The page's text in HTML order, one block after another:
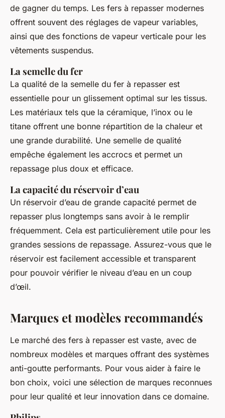
de gagner du temps. Les fers à repasser modernes
offrent souvent des réglages de vapeur variables,
ainsi que des fonctions de vapeur verticale pour les
vêtements suspendus.
La semelle du fer
La qualité de la semelle du fer à repasser est
essentielle pour un glissement optimal sur les tissus.
Les matériaux tels que la céramique, l’inox ou le
titane offrent une bonne répartition de la chaleur et
une grande durabilité. Une semelle de qualité
empêche également les accrocs et permet un
repassage plus doux et efficace.
La capacité du réservoir d’eau
Un réservoir d’eau de grande capacité permet de
repasser plus longtemps sans avoir à le remplir
fréquemment. Cela est particulièrement utile pour les
grandes sessions de repassage. Assurez-vous que le
réservoir est facilement accessible et transparent
pour pouvoir vérifier le niveau d’eau en un coup
d’œil.
Marques et modèles recommandés
Le marché des fers à repasser est vaste, avec de
nombreux modèles et marques offrant des systèmes
anti-goutte performants. Pour vous aider à faire le
bon choix, voici une sélection de marques reconnues
pour leur qualité et leur innovation dans ce domaine.